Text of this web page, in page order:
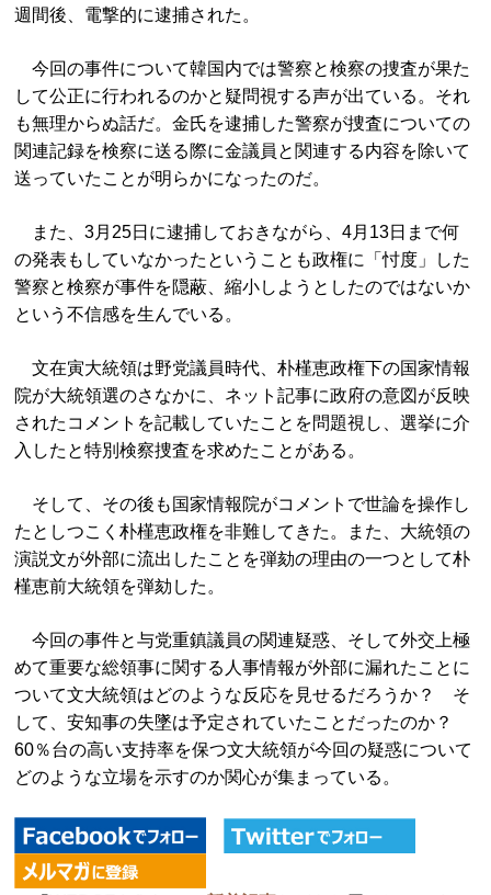
週間後、電撃的に逮捕された。
今回の事件について韓国内では警察と検察の捜査が果た
して公正に行われるのかと疑問視する声が出ている。それ
も無理からぬ話だ。金氏を逮捕した警察が捜査についての
関連記録を検察に送る際に金議員と関連する内容を除いて
送っていたことが明らかになったのだ。
また、3月25日に逮捕しておきながら、4月13日まで何
の発表もしていなかったということも政権に「忖度」した
警察と検察が事件を隠蔽、縮小しようとしたのではないか
という不信感を生んでいる。
文在寅大統領は野党議員時代、朴槿恵政権下の国家情報
院が大統領選のさなかに、ネット記事に政府の意図が反映
されたコメントを記載していたことを問題視し、選挙に介
入したと特別検察捜査を求めたことがある。
そして、その後も国家情報院がコメントで世論を操作し
たとしつこく朴槿恵政権を非難してきた。また、大統領の
演説文が外部に流出したことを弾劾の理由の一つとして朴
槿恵前大統領を弾劾した。
今回の事件と与党重鎮議員の関連疑惑、そして外交上極
めて重要な総領事に関する人事情報が外部に漏れたことに
ついて文大統領はどのような反応を見せるだろうか？ そ
して、安知事の失墜は予定されていたことだったのか？
60％台の高い支持率を保つ文大統領が今回の疑惑について
どのような立場を示すのか関心が集まっている。